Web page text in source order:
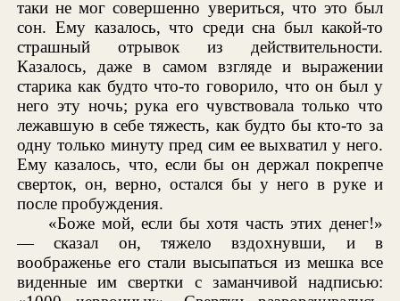
таки не мог совершенно увериться, что это был
сон. Ему казалось, что среди сна был какой-то
страшный отрывок из действительности.
Казалось, даже в самом взгляде и выражении
старика как будто что-то говорило, что он был у
него эту ночь; рука его чувствовала только что
лежавшую в себе тяжесть, как будто бы кто-то за
одну только минуту пред сим ее выхватил у него.
Ему казалось, что, если бы он держал покрепче
сверток, он, верно, остался бы у него в руке и
после пробуждения.
«Боже мой, если бы хотя часть этих денег!»
— сказал он, тяжело вздохнувши, и в
воображенье его стали высыпаться из мешка все
виденные им свертки с заманчивой надписью: